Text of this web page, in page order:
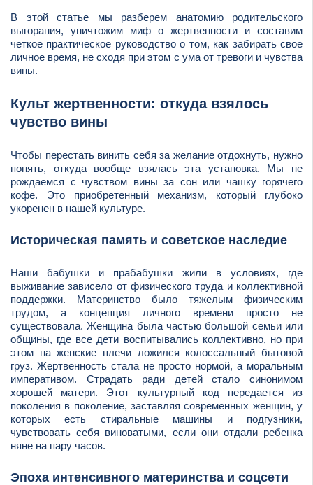
В этой статье мы разберем анатомию родительского
выгорания, уничтожим миф о жертвенности и составим
четкое практическое руководство о том, как забирать свое
личное время, не сходя при этом с ума от тревоги и чувства
вины.
Культ жертвенности: откуда взялось
чувство вины
Чтобы перестать винить себя за желание отдохнуть, нужно
понять, откуда вообще взялась эта установка. Мы не
рождаемся с чувством вины за сон или чашку горячего
кофе. Это приобретенный механизм, который глубоко
укоренен в нашей культуре.
Историческая память и советское наследие
Наши бабушки и прабабушки жили в условиях, где
выживание зависело от физического труда и коллективной
поддержки. Материнство было тяжелым физическим
трудом, а концепция личного времени просто не
существовала. Женщина была частью большой семьи или
общины, где все дети воспитывались коллективно, но при
этом на женские плечи ложился колоссальный бытовой
груз. Жертвенность стала не просто нормой, а моральным
императивом. Страдать ради детей стало синонимом
хорошей матери. Этот культурный код передается из
поколения в поколение, заставляя современных женщин, у
которых есть стиральные машины и подгузники,
чувствовать себя виноватыми, если они отдали ребенка
няне на пару часов.
Эпоха интенсивного материнства и соцсети